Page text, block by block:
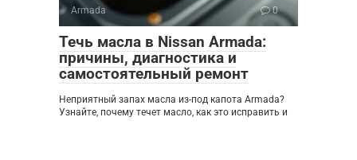
Armada 0
Течь масла в Nissan Armada:
причины, диагностика и
самостоятельный ремонт
Неприятный запах масла из-под капота Armada?
Узнайте, почему течет масло, как это исправить и